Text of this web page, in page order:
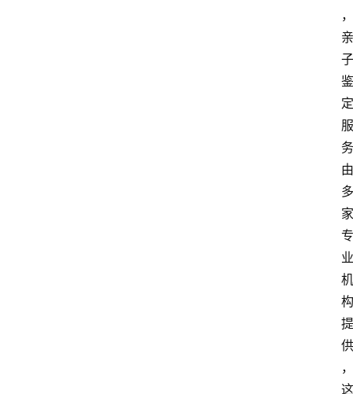
，
亲
子
鉴
定
服
务
由
多
家
专
业
机
构
提
供
，
这